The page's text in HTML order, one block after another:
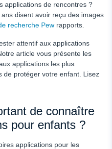
applications de rencontres ?
disent avoir reçu des images
recherche Pew rapports.
attentif aux applications
article vous présente les
applications les plus
de protéger votre enfant. Lisez
de connaître
pour enfants ?
applications pour les